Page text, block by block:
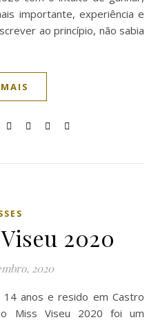
importante, experiência e
ao princípio, não sabia
2020
2020
Miss Viseu 2020 foi um